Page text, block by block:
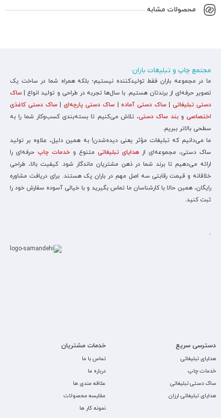
محصولات مشابه
مجتمع چاپ و تبلیغات باران
ما در مجموعه باران فقط تولیدکننده نیستیم؛ بلکه همراه شما در ساخت یک
تصویر حرفه‌ای از برندتان هستیم. با سال‌ها تجربه در طراحی و تولید انواع | ساک
دستی تبلیغاتی |ساک دستی آماده | ساک دستی پارچه‌ای| ساک دستی کاغذی
اختصاصی وبند ساک دستی، تلاش می‌کنیم تا بسته‌بندی کسب‌وکار شما را به
سطحی بالاتر ببریم.
ما می‌دانیم که تبلیغات مؤثر یعنی دیده‌شدن! به همین دلیل، علاوه بر تولید
ساک دستی، مجموعه‌ای از هدایای تبلیغاتی متنوع و خدمات چاپ حرفه‌ای را
ارائه می‌دهیم تا برند شما در ذهن مشتریان ماندگار شود. کیفیت بالا، طراحی
خلاقانه و قیمت رقابتی سه اصل مهم در باران پک هستند. برای دریافت مشاوره
رایگان، همین حالا با کارشناسان ما تماس بگیرید و با خیالی آسوده سفارش خود را
ثبت کنید.
دسترسی سریع
هدایای تبلیغاتی
خدمات چاپ
ساک دستی تبلیغاتی
هدایای تبلیغاتی ارزان
خدمات مشتریان
تماس با ما
درباره ما
علاقه مندی ها
مقایسه محصولات
نمونه کار ها